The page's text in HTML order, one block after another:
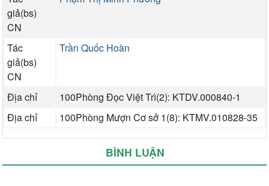
giả(bs)
CN
Tác
giả(bs)
CN
Trần Quốc Hoàn
Địa chỉ
100Phòng Đọc Việt Trì(2): KTDV.000840-1
Địa chỉ
100Phòng Mượn Cơ sở 1(8): KTMV.010828-35
BÌNH LUẬN